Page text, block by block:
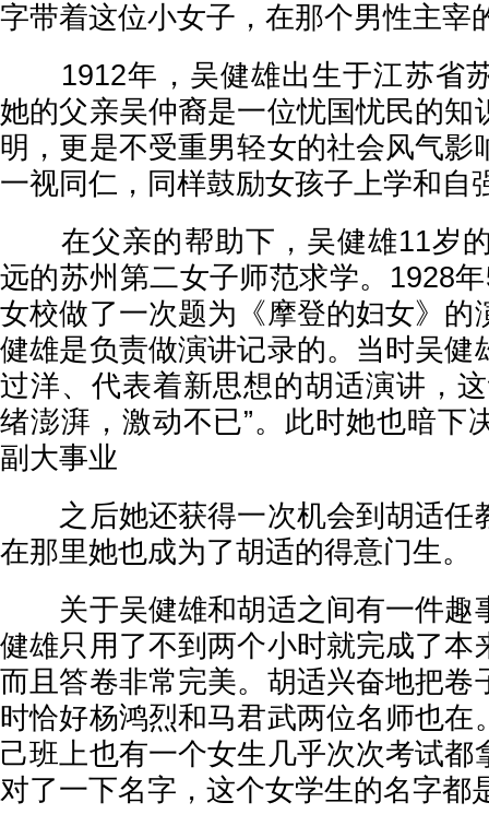
字带着这位小女子，在那个男性主宰
1912年，吴健雄出生于江苏省
她的父亲吴仲裔是一位忧国忧民的知
明，更是不受重男轻女的社会风气影
一视同仁，同样鼓励女孩子上学和自
在父亲的帮助下，吴健雄11岁的
远的苏州第二女子师范求学。1928
女校做了一次题为《摩登的妇女》的
健雄是负责做演讲记录的。当时吴健
过洋、代表着新思想的胡适演讲，
绪澎湃，激动不已”。此时她也暗下
副大事业
之后她还获得一次机会到胡适任
在那里她也成为了胡适的得意门生。
关于吴健雄和胡适之间有一件趣
健雄只用了不到两个小时就完成了本
而且答卷非常完美。胡适兴奋地把卷
时恰好杨鸿烈和马君武两位名师也在
己班上也有一个女生几乎次次考试都
对了一下名字，这个女学生的名字都